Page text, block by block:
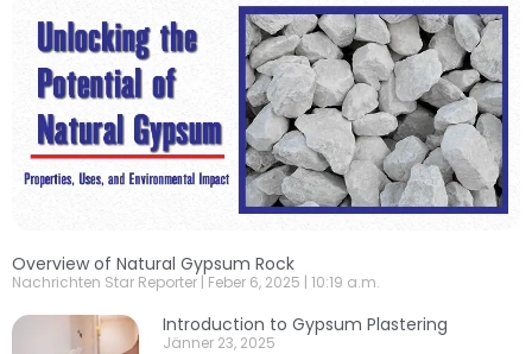
Overview of Natural Gypsum Rock
Nachrichten Star Reporter Feber 6, 2025 10:19 a.m.
Introduction to Gypsum Plastering
Jänner 23, 2025